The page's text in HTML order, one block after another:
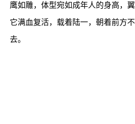
鹰如雕，体型宛如成年人的身高，
它满血复活，载着陆一，朝着前方
去。